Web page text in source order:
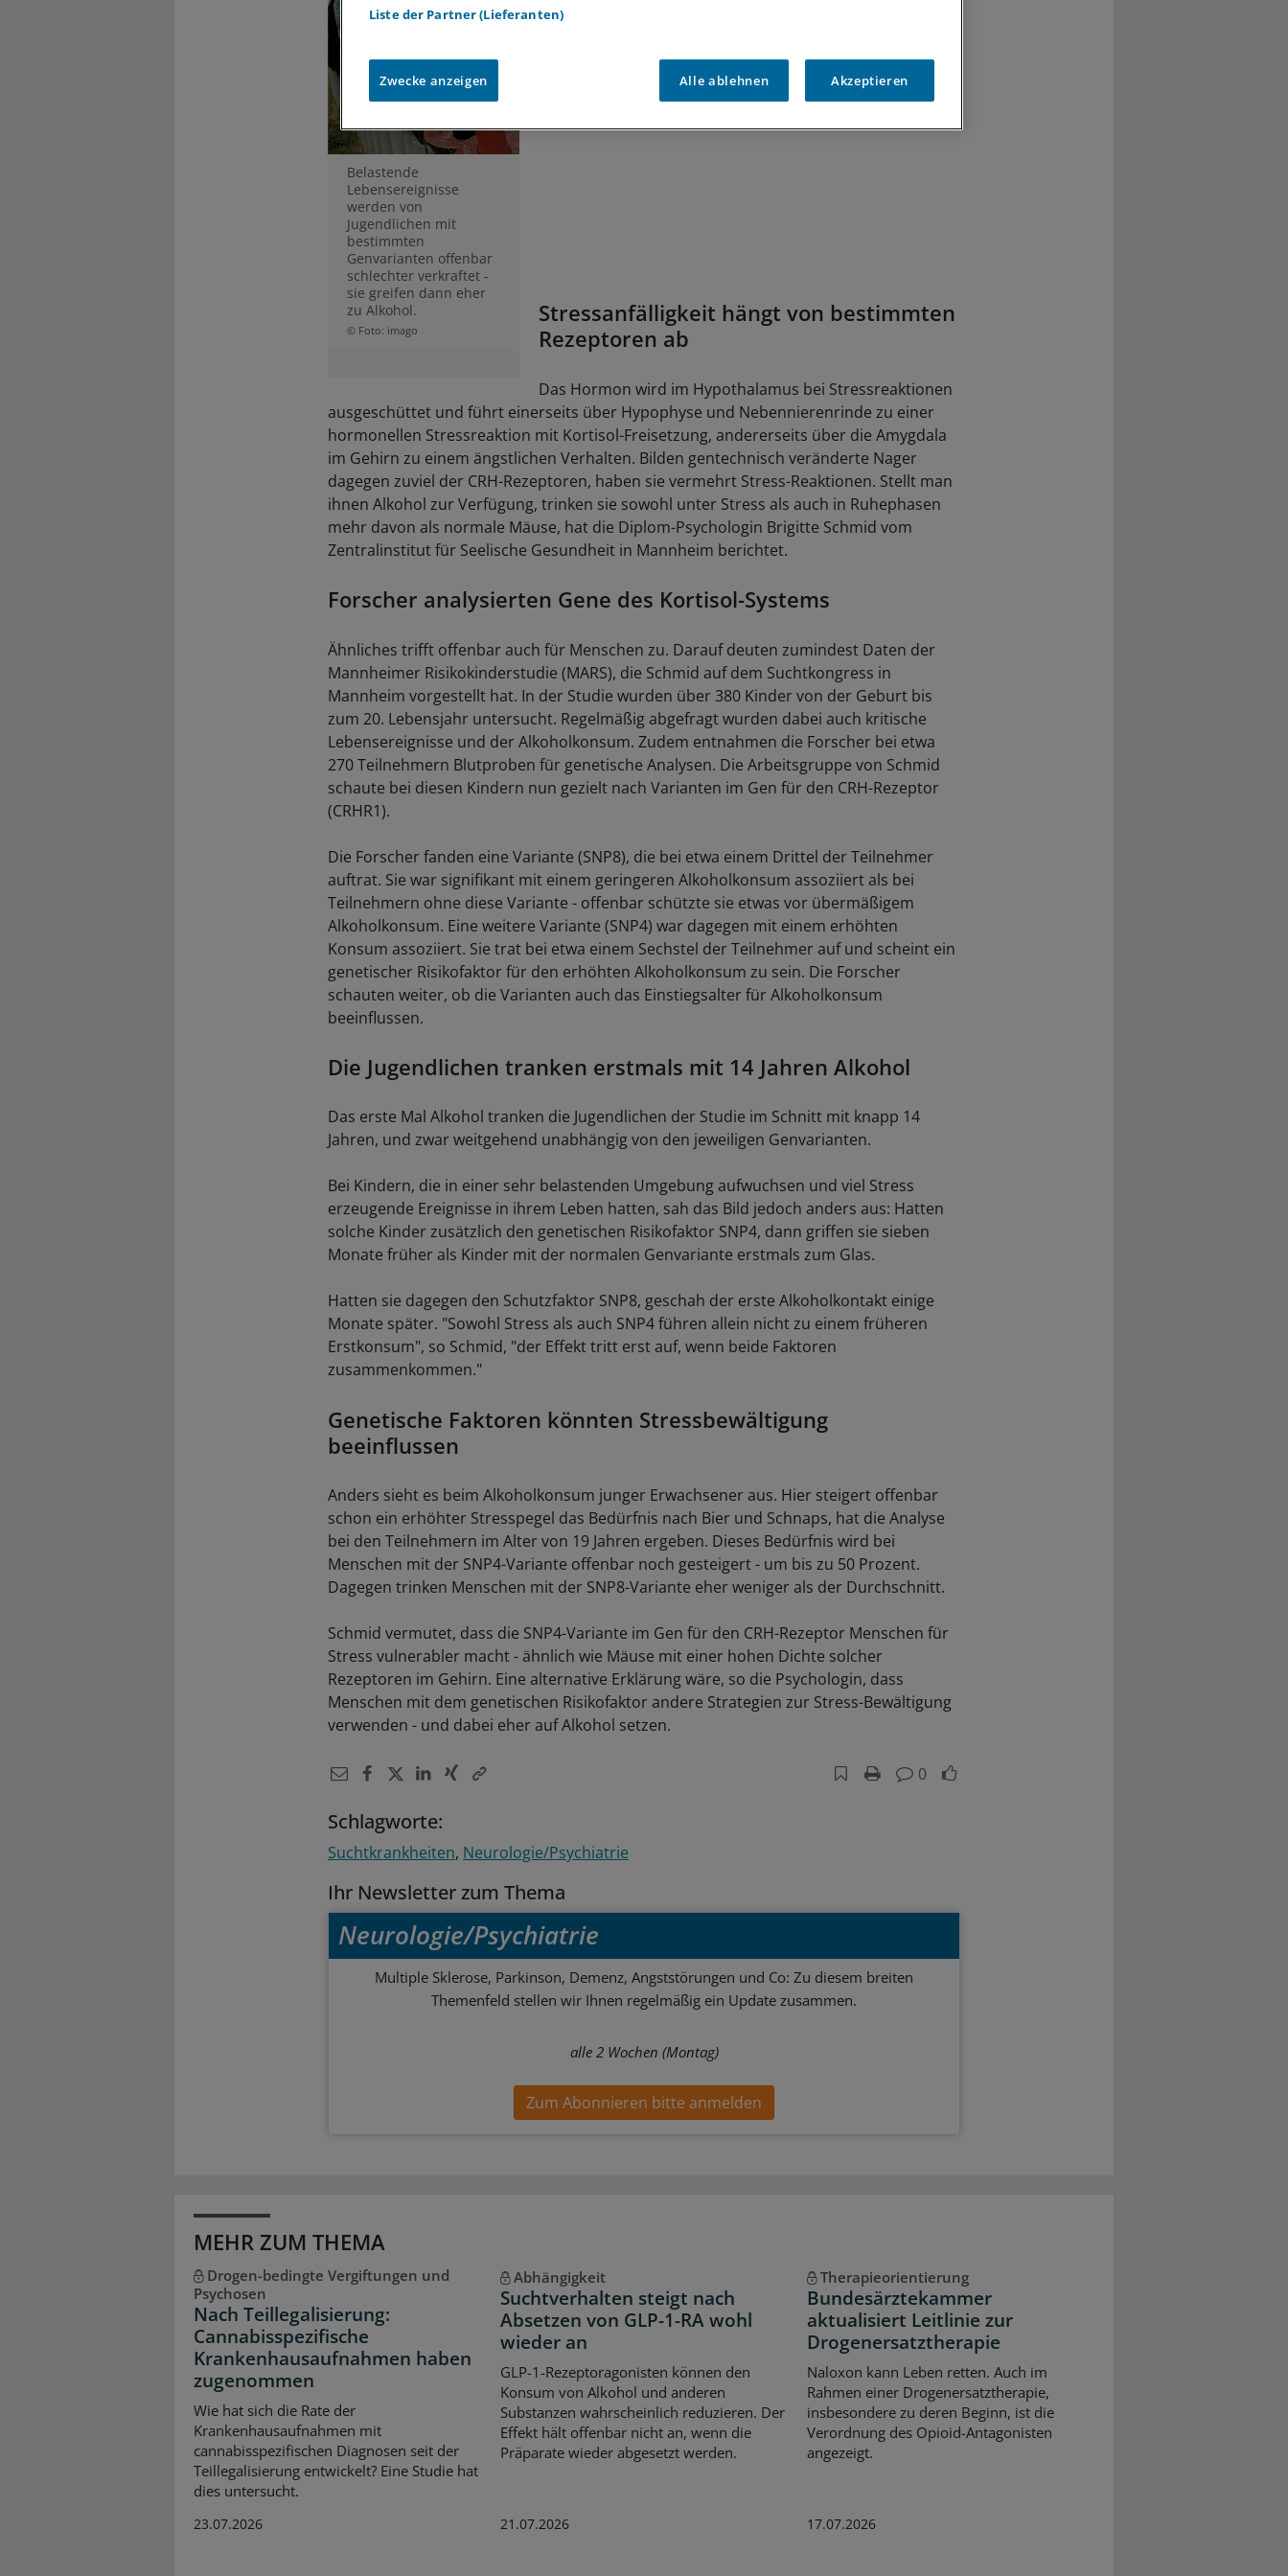
Belastende
Lebensereignisse
werden von
Jugendlichen mit
bestimmten
Genvarianten offenbar
schlechter verkraftet -
sie greifen dann eher
zu Alkohol.
© Foto: imago
Stressanfälligkeit hängt von bestimmten
Rezeptoren ab
Das Hormon wird im Hypothalamus bei Stressreaktionen
ausgeschüttet und führt einerseits über Hypophyse und Nebennierenrinde zu einer
hormonellen Stressreaktion mit Kortisol-Freisetzung, andererseits über die Amygdala
im Gehirn zu einem ängstlichen Verhalten. Bilden gentechnisch veränderte Nager
dagegen zuviel der CRH-Rezeptoren, haben sie vermehrt Stress-Reaktionen. Stellt man
ihnen Alkohol zur Verfügung, trinken sie sowohl unter Stress als auch in Ruhephasen
mehr davon als normale Mäuse, hat die Diplom-Psychologin Brigitte Schmid vom
Zentralinstitut für Seelische Gesundheit in Mannheim berichtet.
Forscher analysierten Gene des Kortisol-Systems
Ähnliches trifft offenbar auch für Menschen zu. Darauf deuten zumindest Daten der
Mannheimer Risikokinderstudie (MARS), die Schmid auf dem Suchtkongress in
Mannheim vorgestellt hat. In der Studie wurden über 380 Kinder von der Geburt bis
zum 20. Lebensjahr untersucht. Regelmäßig abgefragt wurden dabei auch kritische
Lebensereignisse und der Alkoholkonsum. Zudem entnahmen die Forscher bei etwa
270 Teilnehmern Blutproben für genetische Analysen. Die Arbeitsgruppe von Schmid
schaute bei diesen Kindern nun gezielt nach Varianten im Gen für den CRH-Rezeptor
(CRHR1).
Die Forscher fanden eine Variante (SNP8), die bei etwa einem Drittel der Teilnehmer
auftrat. Sie war signifikant mit einem geringeren Alkoholkonsum assoziiert als bei
Teilnehmern ohne diese Variante - offenbar schützte sie etwas vor übermäßigem
Alkoholkonsum. Eine weitere Variante (SNP4) war dagegen mit einem erhöhten
Konsum assoziiert. Sie trat bei etwa einem Sechstel der Teilnehmer auf und scheint ein
genetischer Risikofaktor für den erhöhten Alkoholkonsum zu sein. Die Forscher
schauten weiter, ob die Varianten auch das Einstiegsalter für Alkoholkonsum
beeinflussen.
Die Jugendlichen tranken erstmals mit 14 Jahren Alkohol
Das erste Mal Alkohol tranken die Jugendlichen der Studie im Schnitt mit knapp 14
Jahren, und zwar weitgehend unabhängig von den jeweiligen Genvarianten.
Bei Kindern, die in einer sehr belastenden Umgebung aufwuchsen und viel Stress
erzeugende Ereignisse in ihrem Leben hatten, sah das Bild jedoch anders aus: Hatten
solche Kinder zusätzlich den genetischen Risikofaktor SNP4, dann griffen sie sieben
Monate früher als Kinder mit der normalen Genvariante erstmals zum Glas.
Hatten sie dagegen den Schutzfaktor SNP8, geschah der erste Alkoholkontakt einige
Monate später. "Sowohl Stress als auch SNP4 führen allein nicht zu einem früheren
Erstkonsum", so Schmid, "der Effekt tritt erst auf, wenn beide Faktoren
zusammenkommen."
Genetische Faktoren könnten Stressbewältigung
beeinflussen
Anders sieht es beim Alkoholkonsum junger Erwachsener aus. Hier steigert offenbar
schon ein erhöhter Stresspegel das Bedürfnis nach Bier und Schnaps, hat die Analyse
bei den Teilnehmern im Alter von 19 Jahren ergeben. Dieses Bedürfnis wird bei
Menschen mit der SNP4-Variante offenbar noch gesteigert - um bis zu 50 Prozent.
Dagegen trinken Menschen mit der SNP8-Variante eher weniger als der Durchschnitt.
Schmid vermutet, dass die SNP4-Variante im Gen für den CRH-Rezeptor Menschen für
Stress vulnerabler macht - ähnlich wie Mäuse mit einer hohen Dichte solcher
Rezeptoren im Gehirn. Eine alternative Erklärung wäre, so die Psychologin, dass
Menschen mit dem genetischen Risikofaktor andere Strategien zur Stress-Bewältigung
verwenden - und dabei eher auf Alkohol setzen.
0
Schlagworte:
Suchtkrankheiten Neurologie/Psychiatrie
Ihr Newsletter zum Thema
Neurologie/Psychiatrie
Multiple Sklerose, Parkinson, Demenz, Angststörungen und Co: Zu diesem breiten
Themenfeld stellen wir Ihnen regelmäßig ein Update zusammen.
alle 2 Wochen (Montag)
Zum Abonnieren bitte anmelden
MEHR ZUM THEMA
Drogen-bedingte Vergiftungen und
Psychosen
Nach Teillegalisierung:
Cannabisspezifische
Krankenhausaufnahmen haben
zugenommen
Wie hat sich die Rate der
Krankenhausaufnahmen mit
cannabisspezifischen Diagnosen seit der
Teillegalisierung entwickelt? Eine Studie hat
dies untersucht.
23.07.2026
Abhängigkeit
Suchtverhalten steigt nach
Absetzen von GLP-1-RA wohl
wieder an
GLP-1-Rezeptoragonisten können den
Konsum von Alkohol und anderen
Substanzen wahrscheinlich reduzieren. Der
Effekt hält offenbar nicht an, wenn die
Präparate wieder abgesetzt werden.
21.07.2026
Therapieorientierung
Bundesärztekammer
aktualisiert Leitlinie zur
Drogenersatztherapie
Naloxon kann Leben retten. Auch im
Rahmen einer Drogenersatztherapie,
insbesondere zu deren Beginn, ist die
Verordnung des Opioid-Antagonisten
angezeigt.
17.07.2026
Liste der Partner (Lieferanten)
Zwecke anzeigen Alle ablehnen Akzeptieren